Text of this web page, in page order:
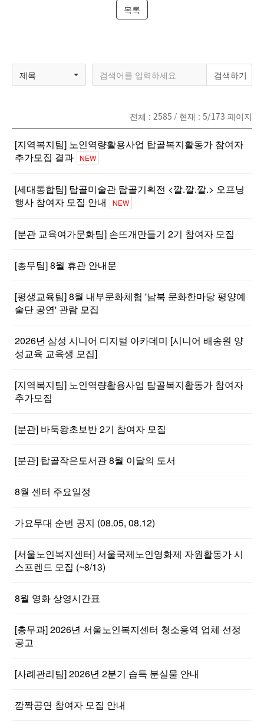
목록
제목
전체 : 2585 / 현재 : 5/173 페이지
[지역복지팀] 노인역량활용사업 탑골복지활동가 참여자
추가모집 결과
NEW
[세대통합팀] 탑골미술관 탑골기획전 <깔.깔.깔.> 오프닝
행사 참여자 모집 안내
NEW
[분관 교육여가문화팀] 손뜨개만들기 2기 참여자 모집
[총무팀] 8월 휴관 안내문
[평생교육팀] 8월 내부문화체험 '남북 문화한마당 평양예
술단 공연' 관람 모집
2026년 삼성 시니어 디지털 아카데미 [시니어 배송원 양
성교육 교육생 모집]
[지역복지팀] 노인역량활용사업 탑골복지활동가 참여자
추가모집
[분관] 바둑왕초보반 2기 참여자 모집
[분관] 탑골작은도서관 8월 이달의 도서
8월 센터 주요일정
가요무대 순번 공지 (08.05, 08.12)
[서울노인복지센터] 서울국제노인영화제 자원활동가 시
스프렌드 모집 (~8/13)
8월 영화 상영시간표
[총무과] 2026년 서울노인복지센터 청소용역 업체 선정
공고
[사례관리팀] 2026년 2분기 습득 분실물 안내
깜짝공연 참여자 모집 안내